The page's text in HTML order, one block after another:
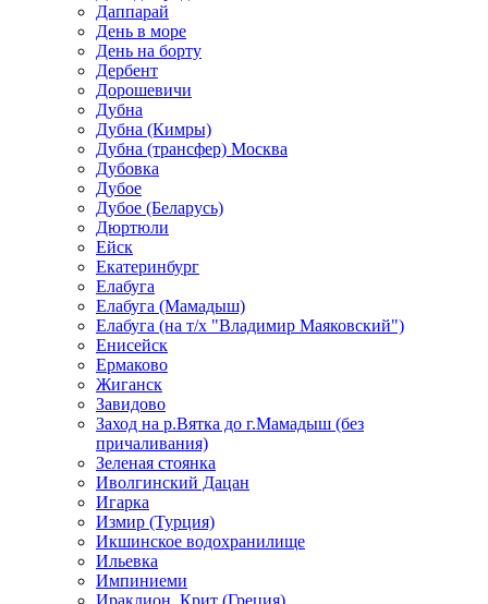
Даппарай
День в море
День на борту
Дербент
Дорошевичи
Дубна
Дубна (Кимры)
Дубна (трансфер) Москва
Дубовка
Дубое
Дубое (Беларусь)
Дюртюли
Ейск
Екатеринбург
Елабуга
Елабуга (Мамадыш)
Елабуга (на т/х "Владимир Маяковский")
Енисейск
Ермаково
Жиганск
Завидово
Заход на р.Вятка до г.Мамадыш (без
причаливания)
Зеленая стоянка
Иволгинский Дацан
Игарка
Измир (Турция)
Икшинское водохранилище
Ильевка
Импиниеми
Ираклион, Крит (Греция)